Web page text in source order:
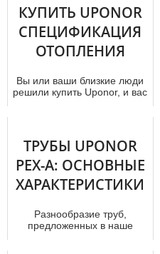
КУПИТЬ UPONOR
СПЕЦИФИКАЦИЯ
ОТОПЛЕНИЯ
Вы или ваши близкие люди
решили купить Uponor, и вас
ТРУБЫ UPONOR
PEX-A: ОСНОВНЫЕ
ХАРАКТЕРИСТИКИ
Разнообразие труб,
предложенных в наше